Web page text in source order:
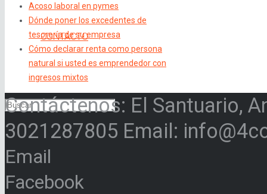
CONTACTO
Acoso laboral en pymes
Dónde poner los excedentes de
tesorería de su empresa
Cómo declarar renta como persona
natural si usted es emprendedor con
ingresos mixtos
Contáctenos: El Santuario,
3021287805 Email:
Email
Facebook